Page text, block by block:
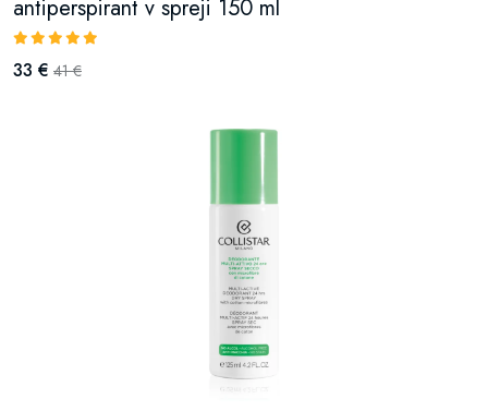
antiperspirant v spreji 150 ml
33 € 41 €